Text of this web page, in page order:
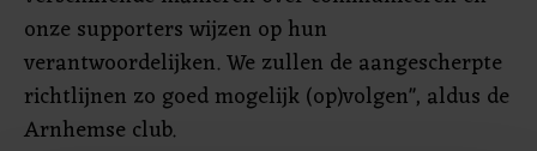
onze supporters wijzen op hun
verantwoordelijken. We zullen de aangescherpte
richtlijnen zo goed mogelijk (op)volgen", aldus de
Arnhemse club.